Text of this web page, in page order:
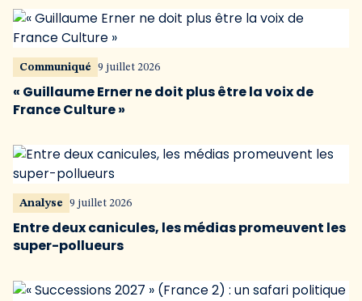
Communiqué 9 juillet 2026
« Guillaume Erner ne doit plus être la voix de
France Culture »
Analyse 9 juillet 2026
Entre deux canicules, les médias promeuvent les
super-pollueurs